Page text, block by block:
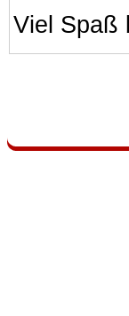
Viel Spaß